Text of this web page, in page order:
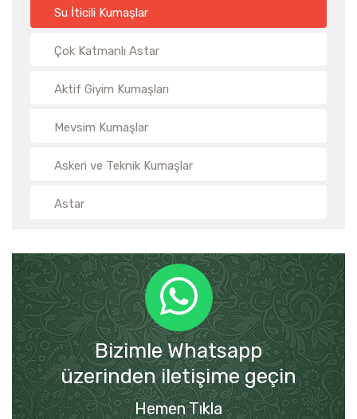
Su İticili Kumaşlar
Çok Katmanlı Astar
Aktif Giyim Kumaşları
Mevsim Kumaşlar
Askeri ve Teknik Kumaşlar
Astar
Bizimle Whatsapp
üzerinden iletişime geçin
Hemen Tıkla